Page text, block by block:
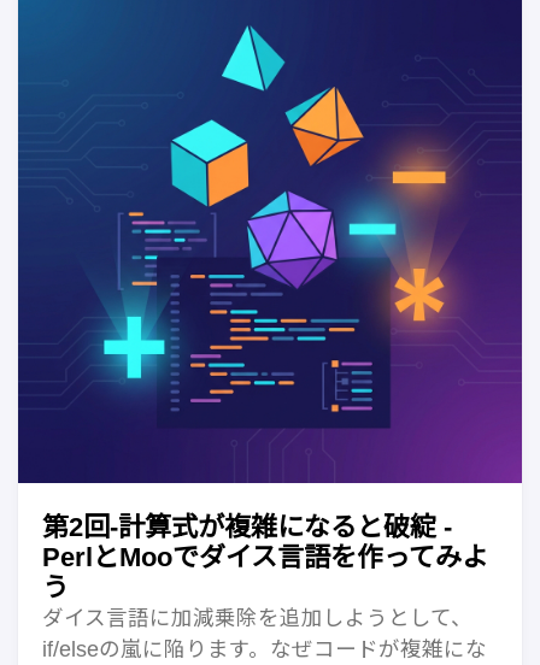
第2回-計算式が複雑になると破綻 -
PerlとMooでダイス言語を作ってみよ
う
ダイス言語に加減乗除を追加しようとして、
if/elseの嵐に陥ります。なぜコードが複雑にな